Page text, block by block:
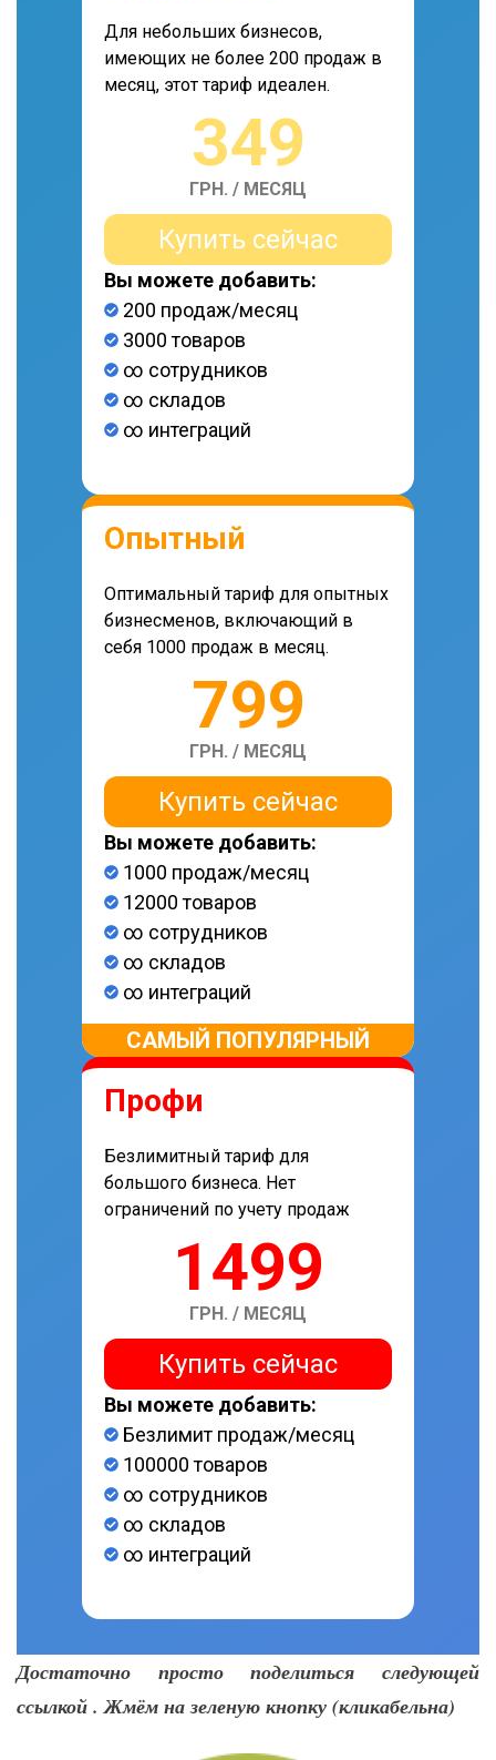
Для небольших бизнесов,
имеющих не более 200 продаж в
месяц, этот тариф идеален.
349
ГРН. / МЕСЯЦ
Купить сейчас
Вы можете добавить:
200 продаж/месяц
3000 товаров
∞ сотрудников
∞ складов
∞ интеграций
Опытный
Оптимальный тариф для опытных
бизнесменов, включающий в
себя 1000 продаж в месяц.
799
ГРН. / МЕСЯЦ
Купить сейчас
Вы можете добавить:
1000 продаж/месяц
12000 товаров
∞ сотрудников
∞ складов
∞ интеграций
САМЫЙ ПОПУЛЯРНЫЙ
Профи
Безлимитный тариф для
большого бизнеса. Нет
ограничений по учету продаж
1499
ГРН. / МЕСЯЦ
Купить сейчас
Вы можете добавить:
Безлимит продаж/месяц
100000 товаров
∞ сотрудников
∞ складов
∞ интеграций
Достаточно просто поделиться следующей
ссылкой . Жмём на зеленую кнопку (кликабельна)